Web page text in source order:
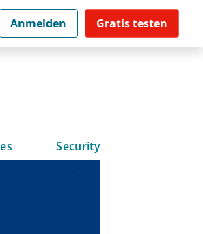
Anmelden Gratis testen
Security